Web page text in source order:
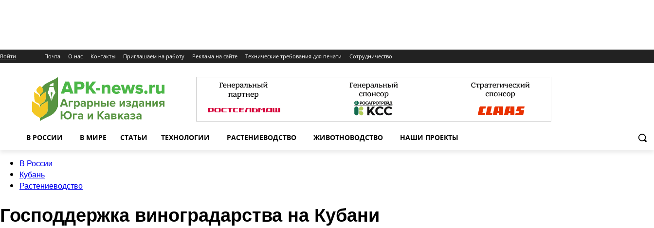
Войти Почта О нас Контакты Приглашаем на работу Реклама на сайте Технические требования для печати Сотрудничество
В РОССИИ В МИРЕ СТАТЬИ ТЕХНОЛОГИИ РАСТЕНИЕВОДСТВО ЖИВОТНОВОДСТВО НАШИ ПРОЕКТЫ
В России
Кубань
Растениеводство
Господдержка виноградарства на Кубани